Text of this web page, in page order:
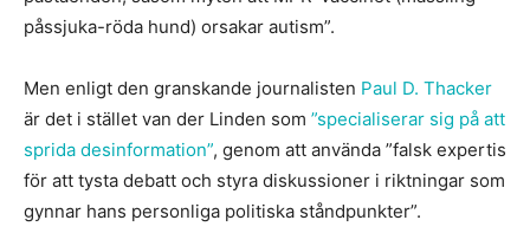
påssjuka-röda hund) orsakar autism”.
Men enligt den granskande journalisten Paul D. Thacker
är det i stället van der Linden som ”specialiserar sig på att
sprida desinformation”, genom att använda ”falsk expertis
för att tysta debatt och styra diskussioner i riktningar som
gynnar hans personliga politiska ståndpunkter”.